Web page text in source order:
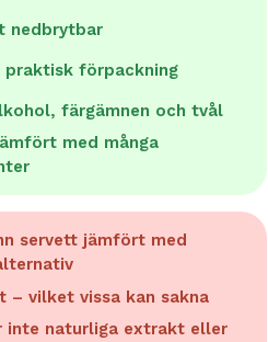
nedbrytbar
praktisk förpackning
färgämnen och tvål
med många
servett jämfört med
– vilket vissa kan sakna
inte naturliga extrakt eller